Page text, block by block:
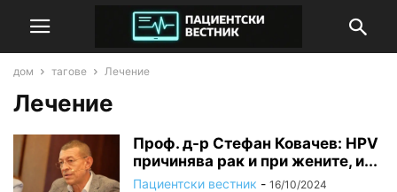
дом тагове Лечение
Лечение
Проф. д-р Стефан Ковачев: HPV
причинява рак и при жените, и...
Пациентски вестник - 16/10/2024